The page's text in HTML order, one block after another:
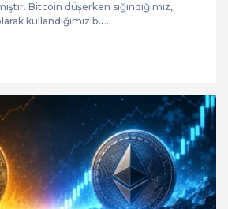
Bitcoin düşerken sığındığımız,
kullandığımız bu...